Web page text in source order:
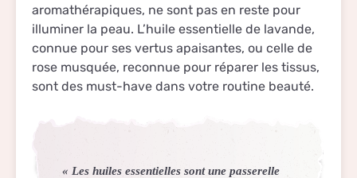
aromathérapiques, ne sont pas en reste pour
illuminer la peau. L’huile essentielle de lavande,
connue pour ses vertus apaisantes, ou celle de
rose musquée, reconnue pour réparer les tissus,
sont des must-have dans votre routine beauté.
« Les huiles essentielles sont une passerelle